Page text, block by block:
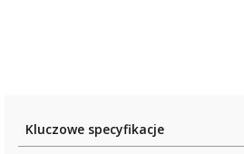
Kluczowe specyfikacje